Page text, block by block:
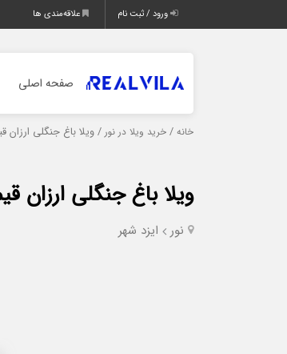
ورود / ثبت نام علاقه‌مندی ها
صفحه اصلی
خانه / خرید ویلا در نور/ ویلا باغ جنگلی ارزان
ویلا باغ جنگلی ارزان
نور ایزد شهر